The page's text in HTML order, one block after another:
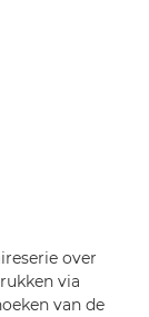
over
via
van de